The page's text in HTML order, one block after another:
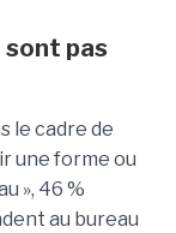
sont pas
le cadre de
une forme ou
», 46 %
au bureau